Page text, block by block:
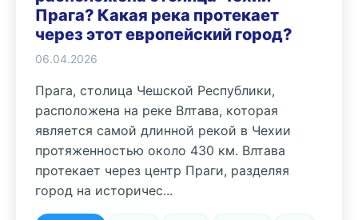
Прага? Какая река протекает
через этот европейский город?
06.04.2026
Прага, столица Чешской Республики,
расположена на реке Влтава, которая
является самой длинной рекой в Чехии
протяженностью около 430 км. Влтава
протекает через центр Праги, разделяя
город на историчес...